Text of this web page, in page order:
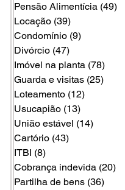
Pensão Alimentícia (49)
Locação (39)
Condomínio (9)
Divórcio (47)
Imóvel na planta (78)
Guarda e visitas (25)
Loteamento (12)
Usucapião (13)
União estável (14)
Cartório (43)
ITBI (8)
Cobrança indevida (20)
Partilha de bens (36)